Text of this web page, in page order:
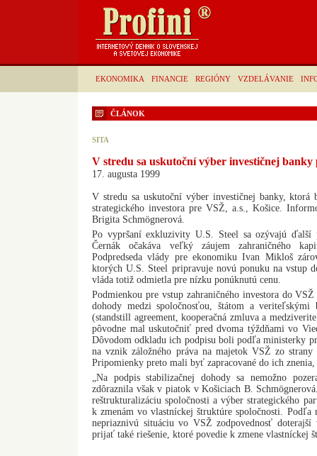
EKONOMIKA FINANCIE REGIÓNY VZDELÁVANIE
ČLÁNOK
SITA
V stredu sa uskutoční výber investičnej
17. augusta 1999
V stredu sa uskutoční výber investičnej banky, ktorá
strategického investora pre VSŽ, a.s., Košice.
Brigita Schmögnerová.
Po vypršaní exkluzivity U.S. Steel sa ozývajú ďalší
Černák očakáva veľký záujem zahraničného
Podpredseda vlády pre ekonomiku Ivan Mikloš
ktorých U.S. Steel pripravuje novú ponuku na vstup
vláda totiž odmietla pre nízku ponúknutú cenu.
Podmienkou pre vstup zahraničného investora do
dohody medzi spoločnosťou, štátom a veriteľskými
(standstill agreement, kooperačná zmluva a
pôvodne mal uskutočniť pred dvoma týždňami vo
Dôvodom odkladu ich podpisu boli podľa ministerky
na vznik záložného práva na majetok VSŽ zo
Pripomienky preto mali byť zapracované do ich
„Na podpis stabilizačnej dohody sa nemožno
zdôraznila však v piatok v Košiciach B.
reštrukturalizáciu spoločnosti a výber strategického
k zmenám vo vlastníckej štruktúre spoločnosti. Podľa
nepriaznivú situáciu vo VSŽ zodpovednosť
prijať také riešenie, ktoré povedie k zmene vlastníckej